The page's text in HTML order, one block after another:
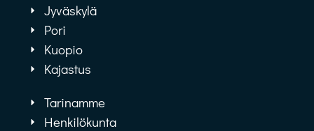
Jyväskylä
Pori
Kuopio
Kajastus
Tarinamme
Henkilökunta